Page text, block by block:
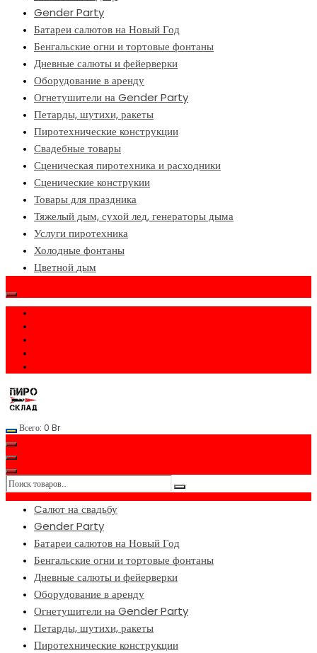
Gender Party
Батареи салютов на Новый Год
Бенгальские огни и тортовые фонтаны
Дневные салюты и фейерверки
Оборудование в аренду
Огнетушители на Gender Party
Петарды, шутихи, ракеты
Пиротехнические конструкции
Свадебные товары
Сценическая пиротехника и расходники
Сценические конструкии
Товары для праздника
Тяжелый дым, сухой лед, генераторы дыма
Услуги пиротехника
Холодные фонтаны
Цветной дым
Всего: 0 Br
Cалют на свадьбу
Gender Party
Батареи салютов на Новый Год
Бенгальские огни и тортовые фонтаны
Дневные салюты и фейерверки
Оборудование в аренду
Огнетушители на Gender Party
Петарды, шутихи, ракеты
Пиротехнические конструкции